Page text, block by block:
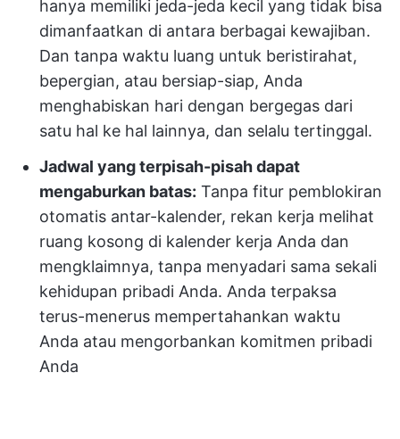
hanya memiliki jeda-jeda kecil yang tidak bisa
dimanfaatkan di antara berbagai kewajiban.
Dan tanpa waktu luang untuk beristirahat,
bepergian, atau bersiap-siap, Anda
menghabiskan hari dengan bergegas dari
satu hal ke hal lainnya, dan selalu tertinggal.
Jadwal yang terpisah-pisah dapat
mengaburkan batas: Tanpa fitur pemblokiran
otomatis antar-kalender, rekan kerja melihat
ruang kosong di kalender kerja Anda dan
mengklaimnya, tanpa menyadari sama sekali
kehidupan pribadi Anda. Anda terpaksa
terus-menerus mempertahankan waktu
Anda atau mengorbankan komitmen pribadi
Anda